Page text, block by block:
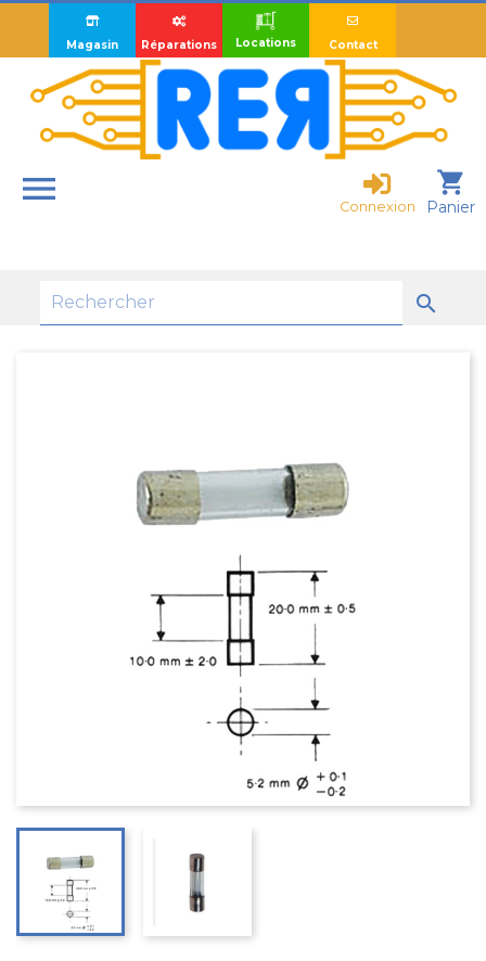
Magasin Réparations Locations Contact
 shopping_cart
Panier
Connexion
